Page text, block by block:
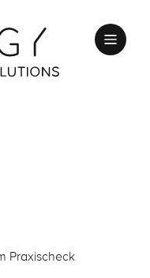
Praxischeck